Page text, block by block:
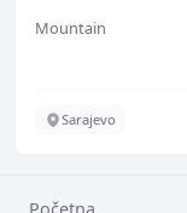
Mountain
Sarajevo